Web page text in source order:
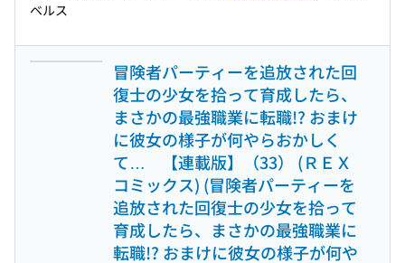
ベルス
冒険者パーティーを追放された回
復士の少女を拾って育成したら、
まさかの最強職業に転職!? おまけ
に彼女の様子が何やらおかしく
て… 【連載版】（33） (ＲＥＸ
コミックス) (冒険者パーティーを
追放された回復士の少女を拾って
育成したら、まさかの最強職業に
転職!? おまけに彼女の様子が何や